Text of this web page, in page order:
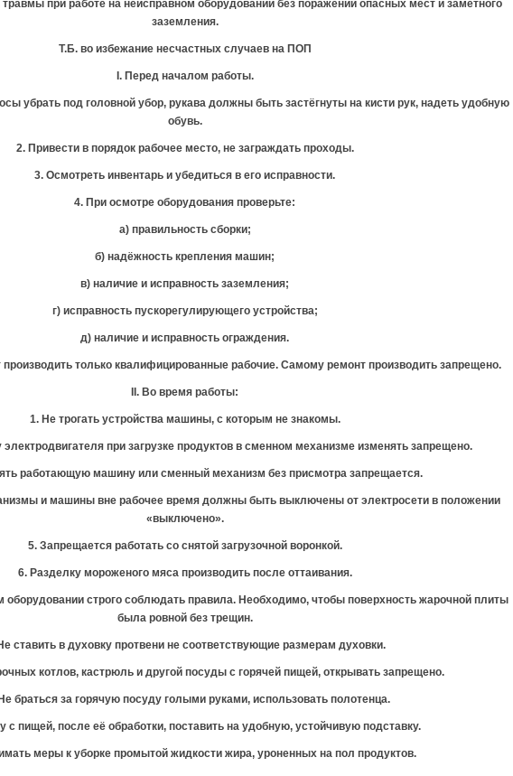
при работе на неисправном оборудовании без поражений опасных мест и заметного
заземления.
Т.Б. во избежание несчастных случаев на ПОП
I. Перед началом работы.
убрать под головной убор, рукава должны быть застёгнуты на кисти рук, надеть удобную
обувь.
2. Привести в порядок рабочее место, не заграждать проходы.
3. Осмотреть инвентарь и убедиться в его исправности.
4. При осмотре оборудования проверьте:
а) правильность сборки;
б) надёжность крепления машин;
в) наличие и исправность заземления;
г) исправность пускорегулирующего устройства;
д) наличие и исправность ограждения.
только квалифицированные рабочие. Самому ремонт производить запрещено.
II. Во время работы:
1. Не трогать устройства машины, с которым не знакомы.
электродвигателя при загрузке продуктов в сменном механизме изменять запрещено.
работающую машину или сменный механизм без присмотра запрещается.
и машины вне рабочее время должны быть выключены от электросети в положении
«выключено».
5. Запрещается работать со снятой загрузочной воронкой.
6. Разделку мороженого мяса производить после оттаивания.
оборудовании строго соблюдать правила. Необходимо, чтобы поверхность жарочной плиты
была ровной без трещин.
ставить в духовку протвени не соответствующие размерам духовки.
котлов, кастрюль и другой посуды с горячей пищей, открывать запрещено.
браться за горячую посуду голыми руками, использовать полотенца.
с пищей, после её обработки, поставить на удобную, устойчивую подставку.
меры к уборке промытой жидкости жира, уроненных на пол продуктов.